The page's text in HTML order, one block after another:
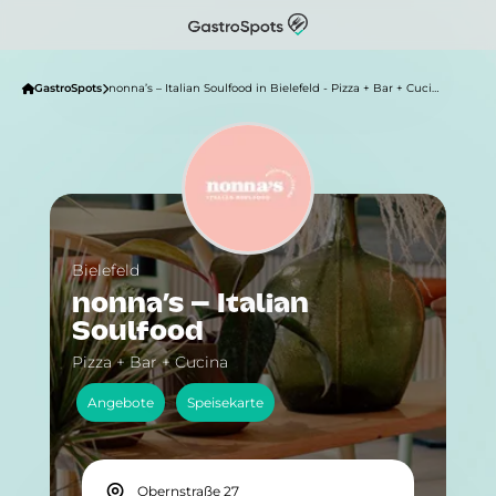
GastroSpots nonna’s – Italian Soulfood in Bielefeld - Pizza + Bar + Cucina
Bielefeld
nonna’s – Italian
Soulfood
Pizza + Bar + Cucina
Angebote Speisekarte
Obernstraße 27